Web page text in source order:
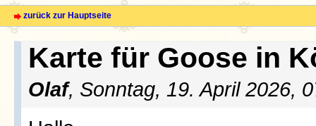
zurück zur Hauptseite
Karte für Goose in
Olaf, Sonntag, 19. April 2026,